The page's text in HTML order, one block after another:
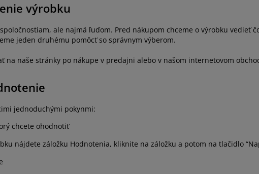
výrobku
ale najmä ľuďom. Pred nákupom chceme o výrobku vedieť
jeden druhému pomôcť so správnym výberom.
na naše stránky po nákupe v predajni alebo v našom internetovom
jednoduchými pokynmi:
chcete ohodnotiť
nájdete záložku Hodnotenia, kliknite na záložku a potom na tlačidlo